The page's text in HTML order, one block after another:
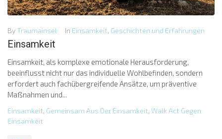
By Traumainsel In Einsamkeit, Geschichten und Erfahrungen
Einsamkeit
Einsamkeit, als komplexe emotionale Herausforderung,
beeinflusst nicht nur das individuelle Wohlbefinden, sondern
erfordert auch fachübergreifende Ansätze, um präventive
Maßnahmen und...
Einsamkeit, Gemeinsam Aus Der Einsamkeit, Walk Act Gegen
Einsamkeit